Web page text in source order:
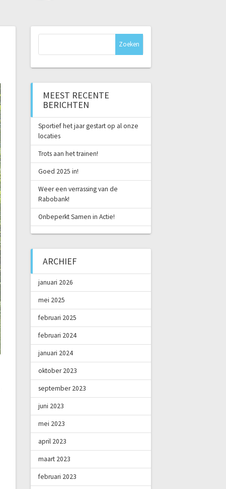
Zoeken
MEEST RECENTE
BERICHTEN
Sportief het jaar gestart op al onze
locaties
Trots aan het trainen!
Goed 2025 in!
Weer een verrassing van de
Rabobank!
Onbeperkt Samen in Actie!
ARCHIEF
januari 2026
mei 2025
februari 2025
februari 2024
januari 2024
oktober 2023
september 2023
juni 2023
mei 2023
april 2023
maart 2023
februari 2023